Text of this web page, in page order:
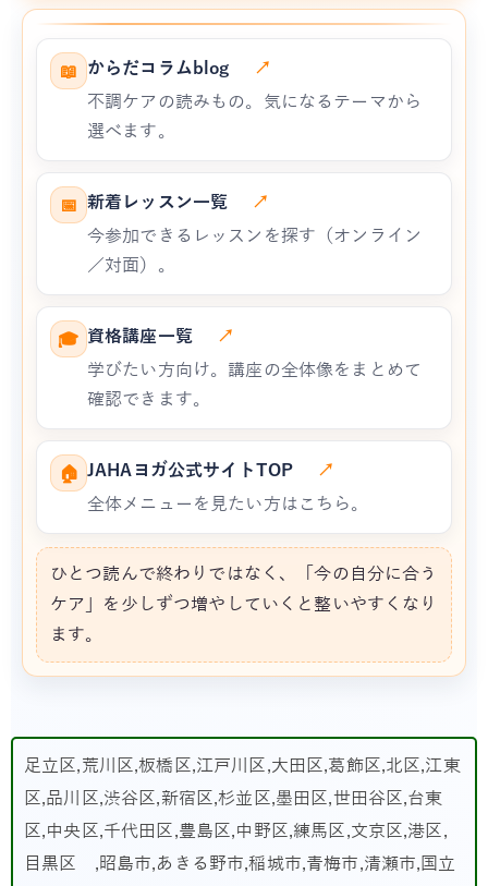
📖 からだコラムblog
↗
不調ケアの読みもの。気になるテーマから
選べます。
📅 新着レッスン一覧
↗
今参加できるレッスンを探す（オンライン
／対面）。
🎓 資格講座一覧
↗
学びたい方向け。講座の全体像をまとめて
確認できます。
🏠 JAHAヨガ公式サイトTOP
↗
全体メニューを見たい方はこちら。
ひとつ読んで終わりではなく、「今の自分に合う
ケア」を少しずつ増やしていくと整いやすくなり
ます。
足立区,荒川区,板橋区,江戸川区,大田区,葛飾区,北区,江東
区,品川区,渋谷区,新宿区,杉並区,墨田区,世田谷区,台東
区,中央区,千代田区,豊島区,中野区,練馬区,文京区,港区,
目黒区 ,昭島市,あきる野市,稲城市,青梅市,清瀬市,国立